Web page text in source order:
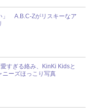
」 A.B.C-Zがリスキーなア
すぎる絡み、KinKi Kidsと
ーズほっこり写真